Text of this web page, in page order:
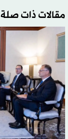
مقالات ذات صلة